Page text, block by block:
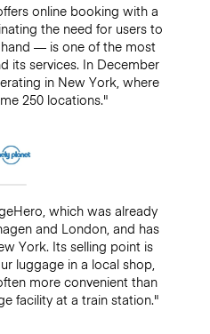
online booking with a
the need for users to
— is one of the most
its services. In December
in New York, where
250 locations."
which was already
and London, and has
York. Its selling point is
luggage in a local shop,
more convenient than
facility at a train station."